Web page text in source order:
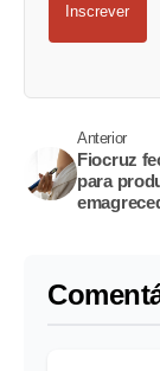
Inscrever
Anterior
Fiocruz
para